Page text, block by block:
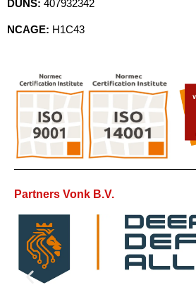
DUNS: 407932342
NCAGE: H1C43
Partners Vonk B.V.